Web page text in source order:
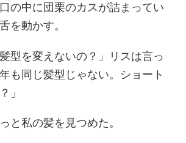
の中に団栗のカスが詰まってい
を動かす。
型を変えないの？」リスは言っ
も同じ髪型じゃない。ショート
」
と私の髪を見つめた。